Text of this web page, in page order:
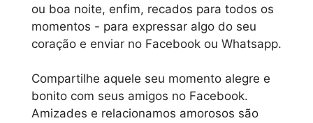
ou boa noite, enfim, recados para todos os
momentos - para expressar algo do seu
coração e enviar no Facebook ou Whatsapp.
Compartilhe aquele seu momento alegre e
bonito com seus amigos no Facebook.
Amizades e relacionamos amorosos são